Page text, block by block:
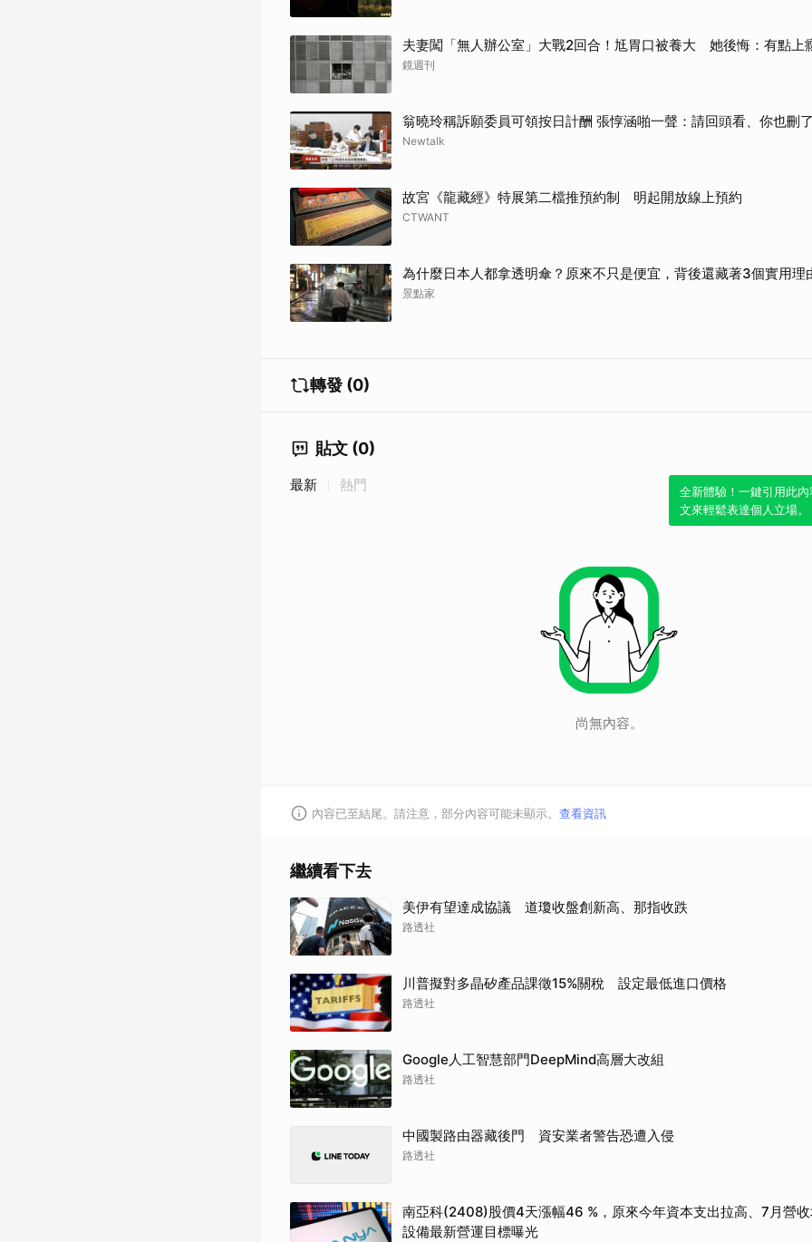
夫妻闖「無人辦公室」大戰2回合！尪胃口被養大 她後悔：有點上
鏡週刊
翁曉玲稱訴願委員可領按日計酬 張惇涵啪一聲：請回頭看、你也刪
Newtalk
故宮《龍藏經》特展第二檔推預約制 明起開放線上預約
CTWANT
為什麼日本人都拿透明傘？原來不只是便宜，背後還藏著3個實用理
景點家
轉發 (0)
貼文 (0)
全新體驗！一鍵引用此
文來輕鬆表達個人立場。
最新 熱門
尚無內容。
內容已至結尾。請注意，部分內容可能未顯示。 查看資訊
繼續看下去
美伊有望達成協議 道瓊收盤創新高、那指收跌
路透社
川普擬對多晶矽產品課徵15%關稅 設定最低進口價格
路透社
Google人工智慧部門DeepMind高層大改組
路透社
中國製路由器藏後門 資安業者警告恐遭入侵
路透社
南亞科(2408)股價4天漲幅46 %，原來今年資本支出拉高、7月營
設備最新營運目標曝光
取消